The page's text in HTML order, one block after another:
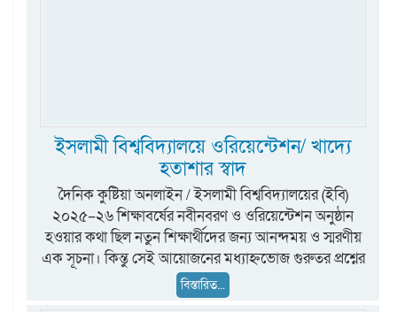
ইসলামী বিশ্ববিদ্যালয়ে ওরিয়েন্টেশন/ খাদ্যে
হতাশার স্বাদ
দৈনিক কুষ্টিয়া অনলাইন / ইসলামী বিশ্ববিদ্যালয়ের (ইবি)
২০২৫–২৬ শিক্ষাবর্ষের নবীনবরণ ও ওরিয়েন্টেশন অনুষ্ঠান
হওয়ার কথা ছিল নতুন শিক্ষার্থীদের জন্য আনন্দময় ও স্মরণীয়
এক সূচনা। কিন্তু সেই আয়োজনের মধ্যাহ্নভোজ গুরুতর প্রশ্নের
বিস্তারিত...